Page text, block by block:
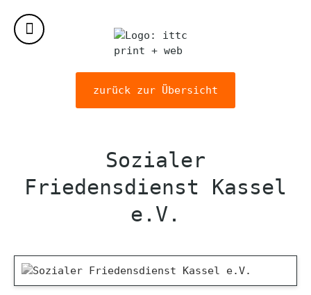
zurück zur Übersicht
Sozialer
Friedensdienst Kassel
e.V.